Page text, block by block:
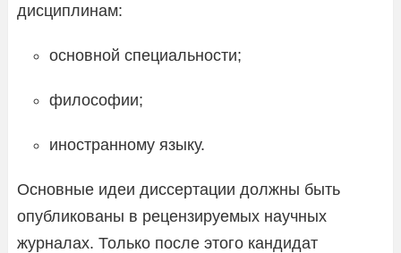
дисциплинам:
основной специальности;
философии;
иностранному языку.
Основные идеи диссертации должны быть
опубликованы в рецензируемых научных
журналах. Только после этого кандидат